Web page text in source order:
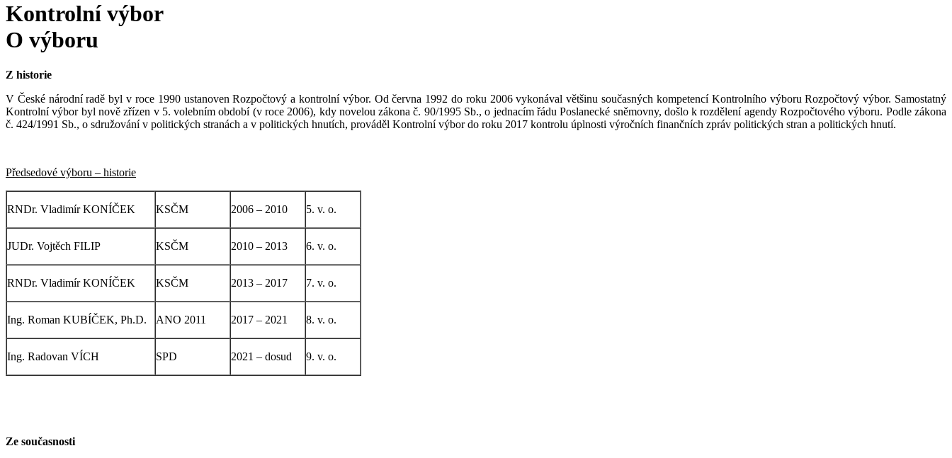
Kontrolní výbor
O výboru
Z historie
V České národní radě byl v roce 1990 ustanoven Rozpočtový a kontrolní výbor. Od června 1992 do roku 2006 vykonával většinu současných kompetencí Kontrolního výboru Rozpočtový výbor. Samostatný
Kontrolní výbor byl nově zřízen v 5. volebním období (v roce 2006), kdy novelou zákona č. 90/1995 Sb., o jednacím řádu Poslanecké sněmovny, došlo k rozdělení agendy Rozpočtového výboru. Podle zákona
č. 424/1991 Sb., o sdružování v politických stranách a v politických hnutích, prováděl Kontrolní výbor do roku 2017 kontrolu úplnosti výročních finančních zpráv politických stran a politických hnutí.
Předsedové výboru – historie
RNDr. Vladimír KONÍČEK KSČM 2006 – 2010 5. v. o.
JUDr. Vojtěch FILIP KSČM 2010 – 2013 6. v. o.
RNDr. Vladimír KONÍČEK KSČM 2013 – 2017 7. v. o.
Ing. Roman KUBÍČEK, Ph.D. ANO 2011 2017 – 2021 8. v. o.
Ing. Radovan VÍCH SPD 2021 – dosud 9. v. o.
Ze současnosti